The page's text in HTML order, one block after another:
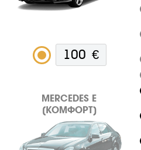
100 €
MERСEDES E
(КОМФОРТ)